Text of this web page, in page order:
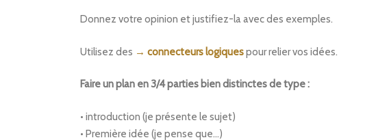
Donnez votre opinion et justifiez-la avec des exemples.
Utilisez des → connecteurs logiquespour relier vos idées.
Faire un plan en 3/4 parties bien distinctes de type :
• introduction (je présente le sujet)
• Première idée (je pense que…)